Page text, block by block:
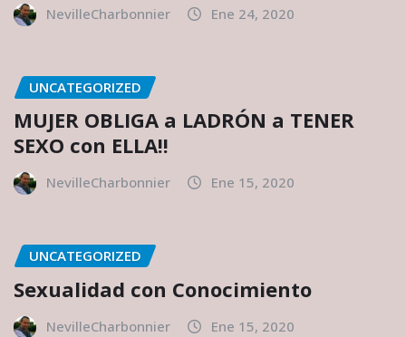
NevilleCharbonnier Ene 24, 2020
UNCATEGORIZED
MUJER OBLIGA a LADRÓN a TENER
SEXO con ELLA!!
NevilleCharbonnier Ene 15, 2020
UNCATEGORIZED
Sexualidad con Conocimiento
NevilleCharbonnier Ene 15, 2020